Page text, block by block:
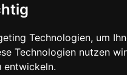
Technologien, um
Technologien nutzen
entwickeln.